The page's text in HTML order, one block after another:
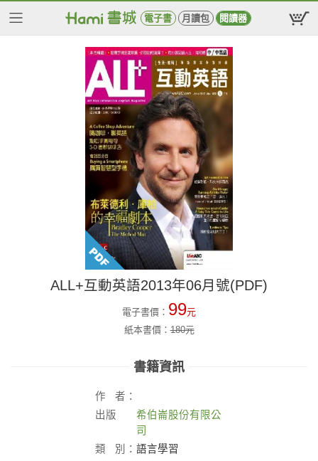
電子書 月讀包 閱讀器
ALL+互動英語2013年06月號(PDF)
電子書價： 99元
紙本書價：180元
書籍資訊
作
者：
出版
希伯崙股份有限公
司
類
別： 語言學習